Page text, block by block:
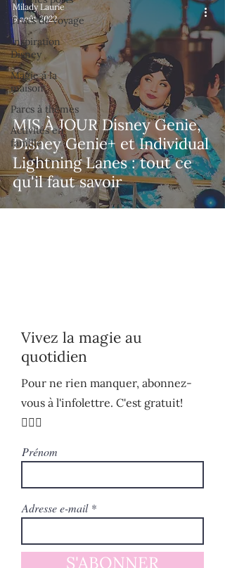
Trucs de voyage
Inspiration
Disney
Magie à la
maison
Parcs à thèmes
Activités en
famille
MIS À JOUR Disney Genie,
Disney Genie+ et Individual
Lightning Lanes : tout ce
qu'il faut savoir
Milady Laurie
9 août 2022
Vivez la magie au
quotidien
Pour ne rien manquer, abonnez-
vous à l'infolettre. C'est gratuit!
🧚🏻‍♀️
Prénom
Adresse e-mail
S'ABONNER